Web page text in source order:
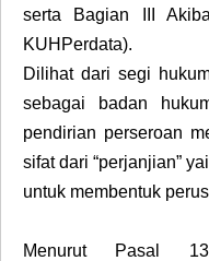
serta Bagian III
KUHPerdata).
Dilihat dari segi
sebagai badan
pendirian perseroan
sifat dari “perjanjian”
untuk membentuk
Menurut Pasal